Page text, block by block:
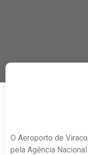
O Aeroporto de
pela Agência